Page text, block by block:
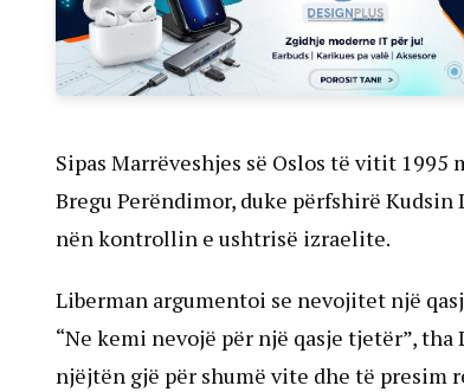
Sipas Marrëveshjes së Oslos të vitit
Bregu Perëndimor, duke përfshirë Kudsin
nën kontrollin e ushtrisë izraelite.
Liberman argumentoi se nevojitet një
“Ne kemi nevojë për një qasje tjetër”,
njëjtën gjë për shumë vite dhe të presim